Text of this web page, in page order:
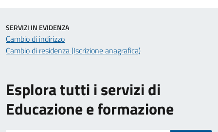
Esplora tutti i servizi di
Educazione e formazione
SERVIZI IN EVIDENZA
Cambio di indirizzo
Cambio di residenza (Iscrizione anagrafica)